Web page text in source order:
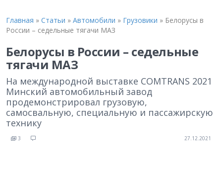
Главная » Статьи » Автомобили » Грузовики » Белорусы в
России – седельные тягачи МАЗ
Белорусы в России – седельные
тягачи МАЗ
На международной выставке COMTRANS 2021
Минский автомобильный завод
продемонстрировал грузовую,
самосвальную, специальную и пассажирскую
технику
3 27.12.2021